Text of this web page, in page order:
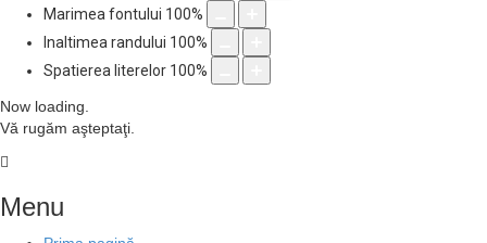
Marimea fontului 100%
Inaltimea randului 100%
Spatierea literelor 100%
Now loading.
Vă rugăm aşteptaţi.
Menu